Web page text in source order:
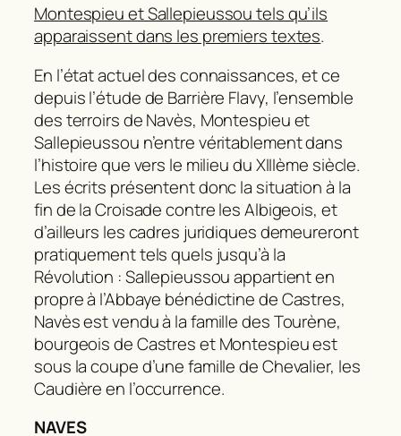
Montespieu et Sallepieussou tels qu’ils
apparaissent dans les premiers textes.
En l’état actuel des connaissances, et ce
depuis l’étude de Barrière Flavy, l’ensemble
des terroirs de Navès, Montespieu et
Sallepieussou n’entre véritablement dans
l’histoire que vers le milieu du XIIIème siècle.
Les écrits présentent donc la situation à la
fin de la Croisade contre les Albigeois, et
d’ailleurs les cadres juridiques demeureront
pratiquement tels quels jusqu’à la
Révolution : Sallepieussou appartient en
propre à l’Abbaye bénédictine de Castres,
Navès est vendu à la famille des Tourène,
bourgeois de Castres et Montespieu est
sous la coupe d’une famille de Chevalier, les
Caudière en l’occurrence.
NAVES